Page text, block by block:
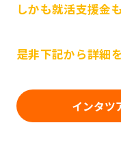
しかも就活支援金
是非下記から詳細
インタツ